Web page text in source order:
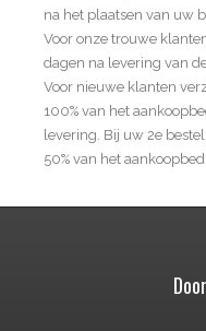
na het plaatsen van uw
Voor onze trouwe
dagen na levering van
Voor nieuwe klanten
100% van het
levering. Bij uw 2e
50% van het